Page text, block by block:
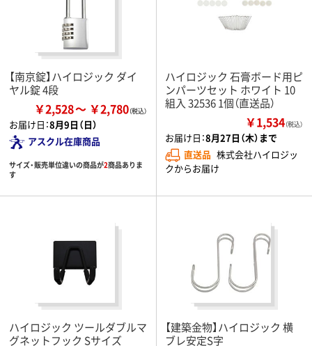
【南京錠】ハイロジック ダイ
ヤル錠 4段
￥2,528 ￥2,780
お届け日：8月9日（日）
アスクル在庫商品
サイズ・販売単位違いの商品が2商品ありま
す
ハイロジック 石膏ボード用ピ
ンパーツセット ホワイト 10
組入 32536 1個（直送品）
￥1,534（税込）
お届け日：8月27日（木）まで
直送品 株式会社ハイロジッ
クからお届け
ハイロジック ツールダブルマ
グネットフック Sサイズ
【建築金物】ハイロジック 横
ブレ安定S字